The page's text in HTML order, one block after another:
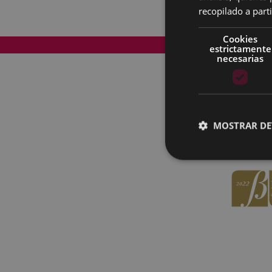
Mapa del Sitio
recopilado a
Cookies
estrictamente
necesarias
MOSTRAR